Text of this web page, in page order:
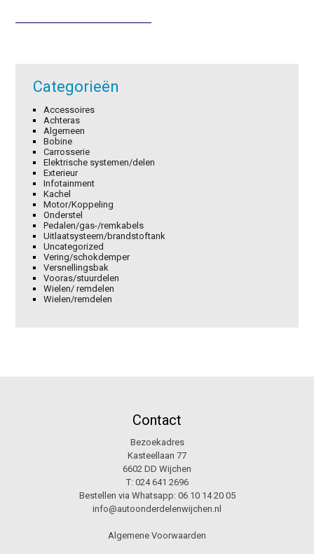
€1,15. €0,81.
Categorieën
Accessoires
Achteras
Algemeen
Bobine
Carrosserie
Elektrische systemen/delen
Exterieur
Infotainment
Kachel
Motor/Koppeling
Onderstel
Pedalen/gas-/remkabels
Uitlaatsysteem/brandstoftank
Uncategorized
Vering/schokdemper
Versnellingsbak
Vooras/stuurdelen
Wielen/ remdelen
Wielen/remdelen
Contact
Bezoekadres
Kasteellaan 77
6602 DD Wijchen
T: 024 641 2696
Bestellen via Whatsapp: 06 10 14 20 05
info@autoonderdelenwijchen.nl
Algemene Voorwaarden